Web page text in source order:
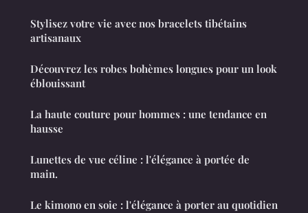
Stylisez votre vie avec nos bracelets tibétains
artisanaux
Découvrez les robes bohèmes longues pour un look
éblouissant
La haute couture pour hommes : une tendance en
hausse
Lunettes de vue céline : l'élégance à portée de
main.
Le kimono en soie : l'élégance à porter au quotidien